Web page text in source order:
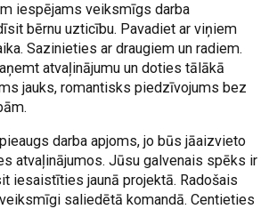
iespējams veiksmīgs darba
bērnu uzticību. Pavadiet ar viņiem
Sazinieties ar draugiem un radiem.
atvaļinājumu un doties tālākā
jauks, romantisks piedzīvojums bez
darba apjoms, jo būs jāaizvieto
atvaļinājumos. Jūsu galvenais spēks ir
iesaistīties jaunā projektā. Radošais
saliedētā komandā. Centieties